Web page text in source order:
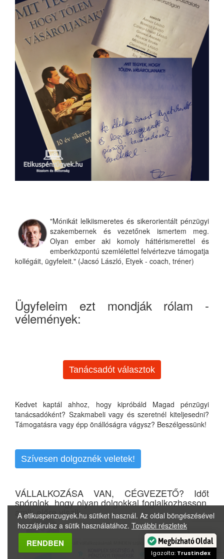
"Mónikát lelkiismeretes és sikerorientált pénzügyi
szakembernek és vezetőnek ismertem meg.
Olyan ember aki komoly háttérismerettel és
emberközpontú szemlélettel felvértezve támogatja
kollégáit, ügyfeleit." (Jacsó László, Etyek - coach, tréner)
Ügyfeleim ezt mondják rólam -
vélemények:
Tanácsadót választok
Kedvet kaptál ahhoz, hogy kipróbáld Magad pénzügyi
tanácsadóként? Szakmabeli vagy és szeretnél kiteljesedni?
Támogatásra vagy épp önállóságra vágysz? Beszélgessünk!
Szívesen dolgoznék veletek!
VÁLLALKOZÁSA VAN, CÉGVEZETŐ? Időt
spórolok, hogy olyan dolgokkal foglalkozhasson,
amik előre viszik...
A etikuspenzugyek.hu sütiket használ. Az oldal böngészésével
hozzájárulsz a sütik használatához. További részletek
RENDBEN Megbízható Oldal
Igazolta: Trustindex